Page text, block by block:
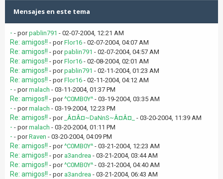
Mensajes en este tema
- - porpablin791 - 02-07-2004, 12:21 AM
Re: amigos!! - porFlor16 - 02-07-2004, 04:07 AM
Re: amigos!! - porpablin791 - 02-07-2004, 04:57 AM
Re: amigos!! - porFlor16 - 02-08-2004, 02:01 AM
Re: amigos!! - porpablin791 - 02-11-2004, 01:23 AM
Re: amigos!! - porFlor16 - 02-11-2004, 04:12 AM
- - pormalach - 03-11-2004, 01:37 PM
Re: amigos!! - por^C0MB0Y^ - 03-19-2004, 03:35 AM
- - pormalach - 03-19-2004, 12:23 PM
Re: amigos!! - por _Â¤Â¤~DaNnS~Â¤Â¤_ - 03-20-2004, 11:39 AM
- - pormalach - 03-20-2004, 01:11 PM
- - porRaven - 03-20-2004, 04:09 PM
Re: amigos!! - por^C0MB0Y^ - 03-21-2004, 12:23 AM
Re: amigos!! - por a3andrea - 03-21-2004, 03:44 AM
Re: amigos!! - por^C0MB0Y^ - 03-21-2004, 04:40 AM
Re: amigos!! - por a3andrea - 03-21-2004, 06:43 AM